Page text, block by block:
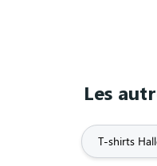
Les
T-shirts